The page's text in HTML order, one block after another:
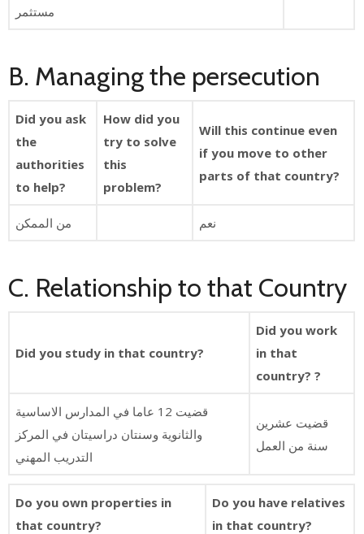
مستثمر
B. Managing the persecution
Did you ask
the
authorities
to help?
How did you
try to solve
this
problem?
Will this continue even
if you move to other
parts of that country?
من الممكن نعم
C. Relationship to that Country
Did you study in that country?
Did you work
in that
country? ?
قضيت 12 عاما في المدارس الاساسية
والثانوية وسنتان دراسيتان في المركز
التدريب المهني
قضيت عشرين
سنة من العمل
Do you own properties in
that country?
Do you have relatives
in that country?